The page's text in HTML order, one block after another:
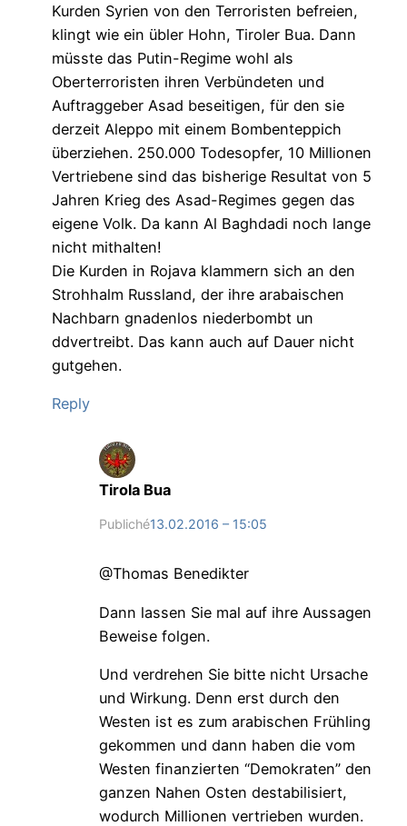
Kurden Syrien von den Terroristen befreien,
klingt wie ein übler Hohn, Tiroler Bua. Dann
müsste das Putin-Regime wohl als
Oberterroristen ihren Verbündeten und
Auftraggeber Asad beseitigen, für den sie
derzeit Aleppo mit einem Bombenteppich
überziehen. 250.000 Todesopfer, 10 Millionen
Vertriebene sind das bisherige Resultat von 5
Jahren Krieg des Asad-Regimes gegen das
eigene Volk. Da kann Al Baghdadi noch lange
nicht mithalten!
Die Kurden in Rojava klammern sich an den
Strohhalm Russland, der ihre arabaischen
Nachbarn gnadenlos niederbombt un
ddvertreibt. Das kann auch auf Dauer nicht
gutgehen.
Reply
Tirola Bua
Publiché13.02.2016 – 15:05
@Thomas Benedikter
Dann lassen Sie mal auf ihre Aussagen
Beweise folgen.
Und verdrehen Sie bitte nicht Ursache
und Wirkung. Denn erst durch den
Westen ist es zum arabischen Frühling
gekommen und dann haben die vom
Westen finanzierten “Demokraten” den
ganzen Nahen Osten destabilisiert,
wodurch Millionen vertrieben wurden.